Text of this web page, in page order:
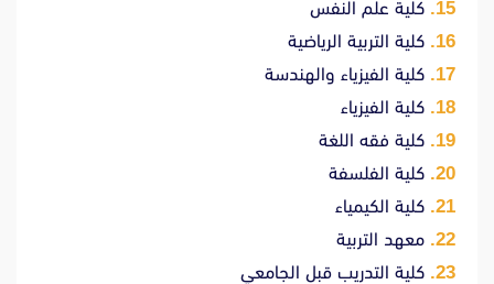
كلية علم النفس
كلية التربية الرياضية
كلية الفيزياء والهندسة
كلية الفيزياء
كلية فقه اللغة
كلية الفلسفة
كلية الكيمياء
معهد التربية
كلية التدريب قبل الجامعي